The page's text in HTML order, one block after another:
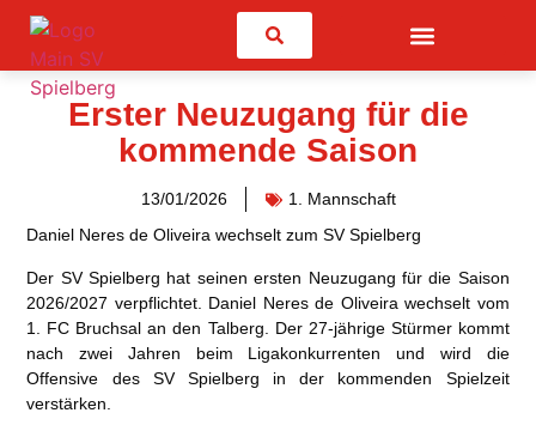
Suchen
Erster Neuzugang für die
kommende Saison
13/01/2026
1. Mannschaft
Daniel Neres de Oliveira wechselt zum SV Spielberg
Der SV Spielberg hat seinen ersten Neuzugang für die Saison
2026/2027 verpflichtet. Daniel Neres de Oliveira wechselt vom
1. FC Bruchsal an den Talberg. Der 27-jährige Stürmer kommt
nach zwei Jahren beim Ligakonkurrenten und wird die
Offensive des SV Spielberg in der kommenden Spielzeit
verstärken.